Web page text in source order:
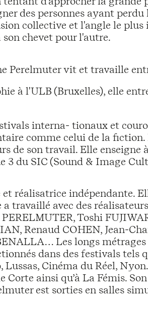
des personnes ayant
collective et l'angle le
chevet pour l'autre.
Perelmuter vit et travaille
à l'ULB (Bruxelles), elle
interna- tionaux et
comme celui de la
de son travail. Elle enseigne
3 du SIC (Sound & Image
réalisatrice indépendante.
a travaillé avec des
Toshi
Renaud COHEN, Jean-
Les longs
dans des festivals tels
Cinéma du Réel, Nyon.
Corte ainsi qu’à La Fémis.
est sorties en salles